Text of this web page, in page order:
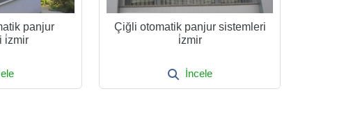
panjur
i̇zmir
Çiğli otomatik panjur sistemleri
i̇zmir
İncele